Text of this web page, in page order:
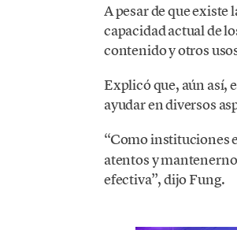
A pesar de que existe
capacidad actual de
contenido y otros
Explicó que, aún así,
ayudar en diversos
“Como instituciones
atentos y
efectiva”, dijo Fung.